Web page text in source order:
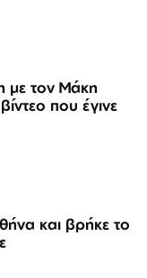
με τον Μάκη
που έγινε
και βρήκε το